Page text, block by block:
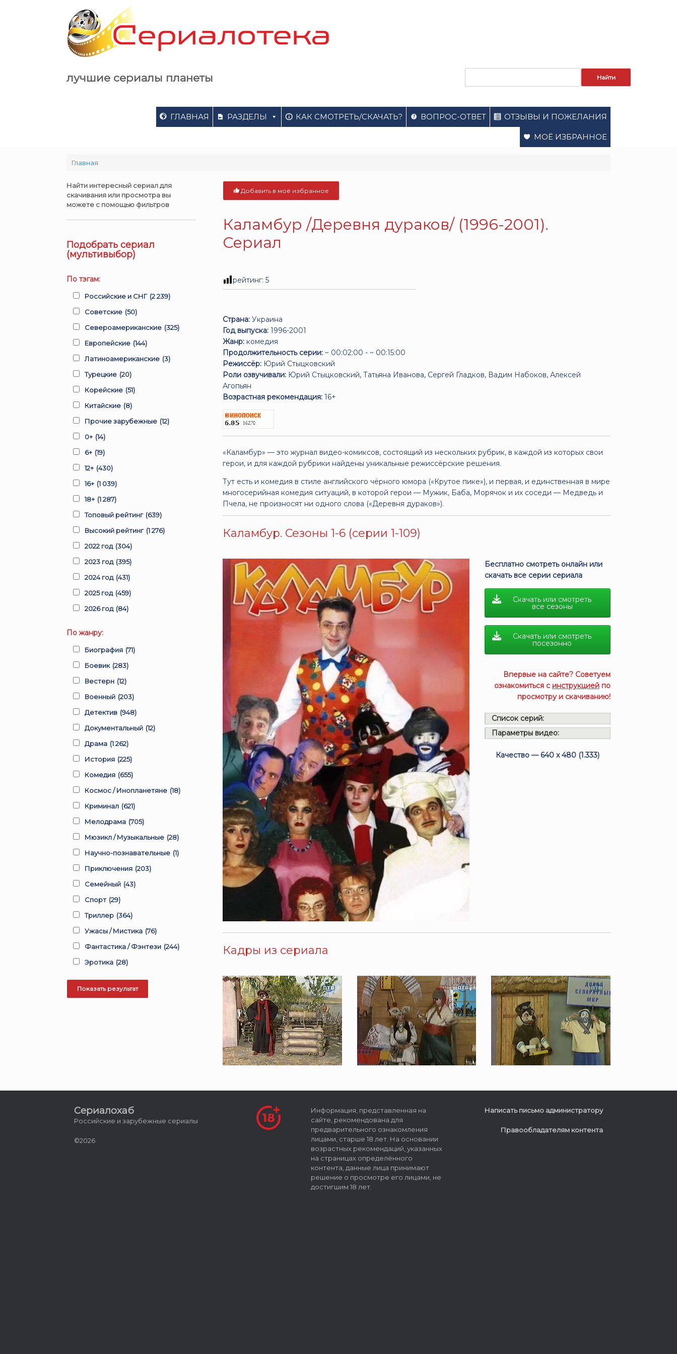
лучшие сериалы планеты
ГЛАВНАЯ РАЗДЕЛЫ КАК СМОТРЕТЬ/СКАЧАТЬ? ВОПРОС-ОТВЕТ ОТЗЫВЫ И ПОЖЕЛАНИЯ
МОЁ ИЗБРАННОЕ
Главная
Добавить в моё избранное
Каламбур /Деревня дураков/ (1996-2001).
Сериал
рейтинг:5
Страна: Украина
Год выпуска: 1996-2001
Жанр: комедия
Продолжительность серии: ~ 00:02:00 - ~ 00:15:00
Режиссёр: Юрий Стыцковский
Роли озвучивали: Юрий Стыцковский, Татьяна Иванова, Сергей Гладков, Вадим Набоков, Алексей
Агопьян
Возрастная рекомендация: 16+
«Каламбур» — это журнал видео-комиксов, состоящий из нескольких рубрик, в каждой из которых свои
герои, и для каждой рубрики найдены уникальные режиссёрские решения.
Тут есть и комедия в стиле английского чёрного юмора («Крутое пике»), и первая, и единственная в мире
многосерийная комедия ситуаций, в которой герои — Мужик, Баба, Морячок и их соседи — Медведь и
Пчела, не произносят ни одного слова («Деревня дураков»).
Каламбур. Сезоны 1-6 (серии 1-109)
Бесплатно смотреть онлайн или
скачать все серии сериала
Скачать или смотреть
все сезоны
Скачать или смотреть
посезонно
Впервые на сайте? Советуем
ознакомиться с инструкцией по
просмотру и скачиванию!
Список серий:
Параметры видео:
Качество — 640 x 480 (1.333)
Кадры из сериала
Найти интересный сериал для
скачивания или просмотра вы
можете с помощью фильтров
Подобрать сериал
(мультивыбор)
По тэгам:
Российские и СНГ (2 239)
Советские (50)
Североамериканские (325)
Европейские (144)
Латиноамериканские (3)
Турецкие (20)
Корейские (51)
Китайские (8)
Прочие зарубежные (12)
0+ (14)
6+ (19)
12+ (430)
16+ (1 039)
18+ (1 287)
Топовый рейтинг (639)
Высокий рейтинг (1 276)
2022 год (304)
2023 год (395)
2024 год (431)
2025 год (459)
2026 год (84)
По жанру:
Биография (71)
Боевик (283)
Вестерн (12)
Военный (203)
Детектив (948)
Документальный (12)
Драма (1 262)
История (225)
Комедия (655)
Космос / Инопланетяне (18)
Криминал (621)
Мелодрама (705)
Мюзикл / Музыкальные (28)
Научно-познавательные (1)
Приключения (203)
Семейный (43)
Спорт (29)
Триллер (364)
Ужасы / Мистика (76)
Фантастика / Фэнтези (244)
Эротика (28)
Сериалохаб
Российские и зарубежные сериалы
©2026
Информация, представленная на
сайте, рекомендована для
предварительного ознакомления
лицами, старше 18 лет. На основании
возрастных рекомендаций, указанных
на страницах определённого
контента, данные лица принимают
решение о просмотре его лицами, не
достигшим 18 лет.
Написать письмо администратору
Правообладателям контента